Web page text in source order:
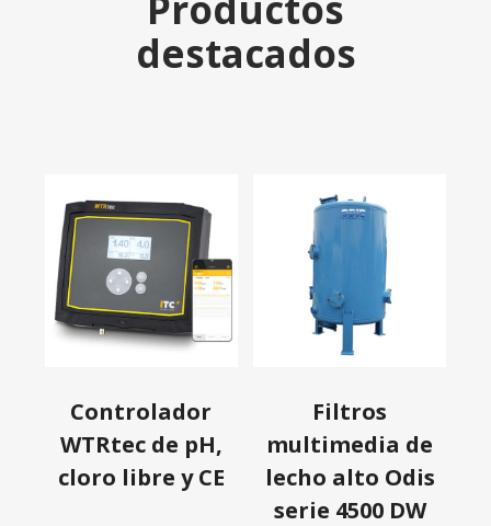
destacados
Controlador
WTRtec de pH,
cloro libre y CE
Filtros
multimedia de
lecho alto Odis
serie 4500 DW